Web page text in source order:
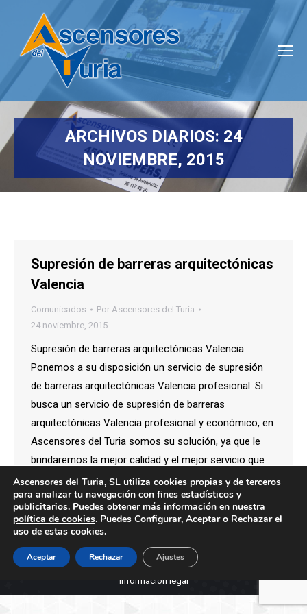
ARCHIVOS DIARIOS: 24
NOVIEMBRE, 2015
Estás aquí:
Supresión de barreras arquitectónicas
Valencia
Comunicados Por Ascensores del Turia
24 noviembre, 2015
Supresión de barreras arquitectónicas Valencia.
Ponemos a su disposición un servicio de supresión
de barreras arquitectónicas Valencia profesional. Si
busca un servicio de supresión de barreras
arquitectónicas Valencia profesional y económico, en
Ascensores del Turia somos su solución, ya que le
brindaremos la mejor calidad y el mejor servicio que
pueda imaginar en el mercado.…
Creado por Tandem Marketing Digital
Información legal
Ascensores del Turia, SL utiliza cookies propias y de terceros
para analizar tu navegación con fines estadísticos y
publicitarios. Puedes obtener más información en nuestra
política de cookies. Puedes Configurar, Aceptar o Rechazar el
uso de estas cookies.
Aceptar Rechazar Ajustes